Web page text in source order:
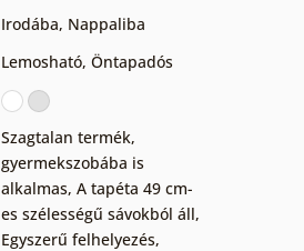
Irodába, Nappaliba
Lemosható, Öntapadós
Szagtalan termék,
gyermekszobába is
alkalmas, A tapéta 49 cm-
es szélességű sávokból áll,
Egyszerű felhelyezés,